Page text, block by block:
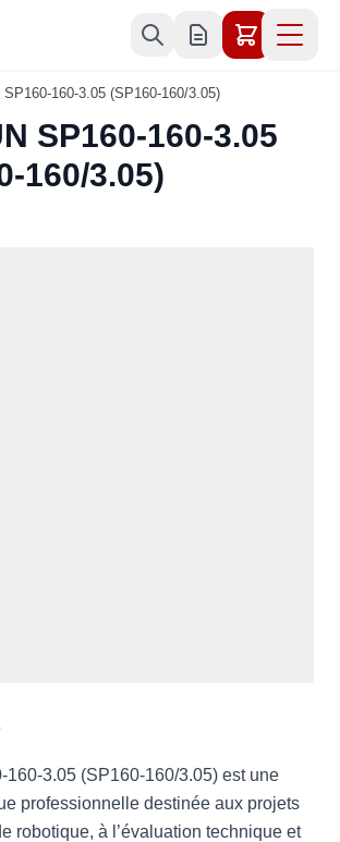
160-3.05 (SP160-160/3.05)
SP160-160-3.05
160/3.05)
160-3.05 (SP160-160/3.05) est une
professionnelle destinée aux projets
robotique, à l’évaluation technique et